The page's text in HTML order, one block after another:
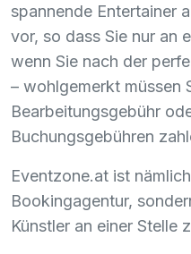
spannende Entertainer
vor, so dass Sie nur an
wenn Sie nach der
– wohlgemerkt müssen
Bearbeitungsgebühr
Buchungsgebühren
Eventzone.at ist
Bookingagentur,
Künstler an einer Stelle